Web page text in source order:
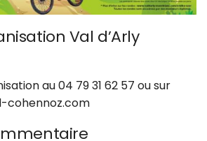
Val d’Arly
au 04 79 31 62 57 ou sur
cohennoz.com